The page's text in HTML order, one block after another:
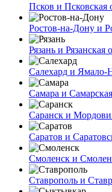
Псков и Псковская
Ростов-на-Дону и
Рязань и Рязанская
Салехард и
Самара и
Саранск и
Саратов и
Смоленск и
Ставрополь и